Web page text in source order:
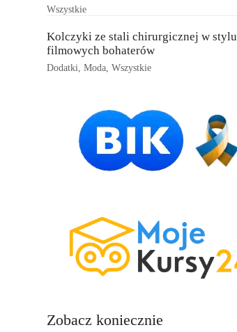
Wszystkie
Kolczyki ze stali chirurgicznej w stylu
filmowych bohaterów
Dodatki,Moda,Wszystkie
Zobacz koniecznie